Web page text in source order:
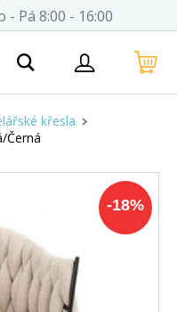
- Pá 8:00 - 16:00
křesla
Černá
-18%